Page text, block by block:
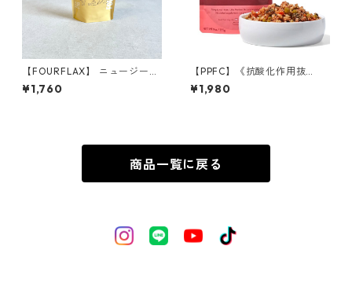
【FOURFLAX】 ニュージーラ
ンド グリーン・マッスル パウ
ダー（犬猫兼用） 30g
¥1,760
【PPFC】《抗酸化作用抜
群！》ウォーリー サーモン&
ライス
¥1,980
商品一覧に戻る